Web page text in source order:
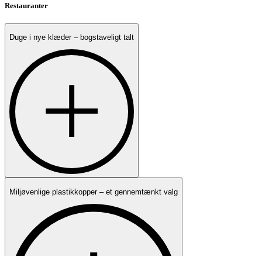
Restauranter
Duge i nye klæder – bogstaveligt talt
Miljøvenlige plastikkopper – et gennemtænkt valg